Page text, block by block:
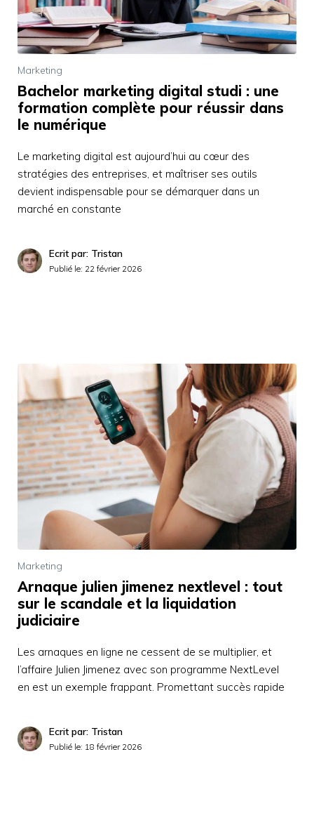
Marketing
Bachelor marketing digital studi : une
formation complète pour réussir dans
le numérique
Le marketing digital est aujourd’hui au cœur des
stratégies des entreprises, et maîtriser ses outils
devient indispensable pour se démarquer dans un
marché en constante
Ecrit par: Tristan
Publié le: 22 février 2026
Marketing
Arnaque julien jimenez nextlevel : tout
sur le scandale et la liquidation
judiciaire
Les arnaques en ligne ne cessent de se multiplier, et
l’affaire Julien Jimenez avec son programme NextLevel
en est un exemple frappant. Promettant succès rapide
Ecrit par: Tristan
Publié le: 18 février 2026